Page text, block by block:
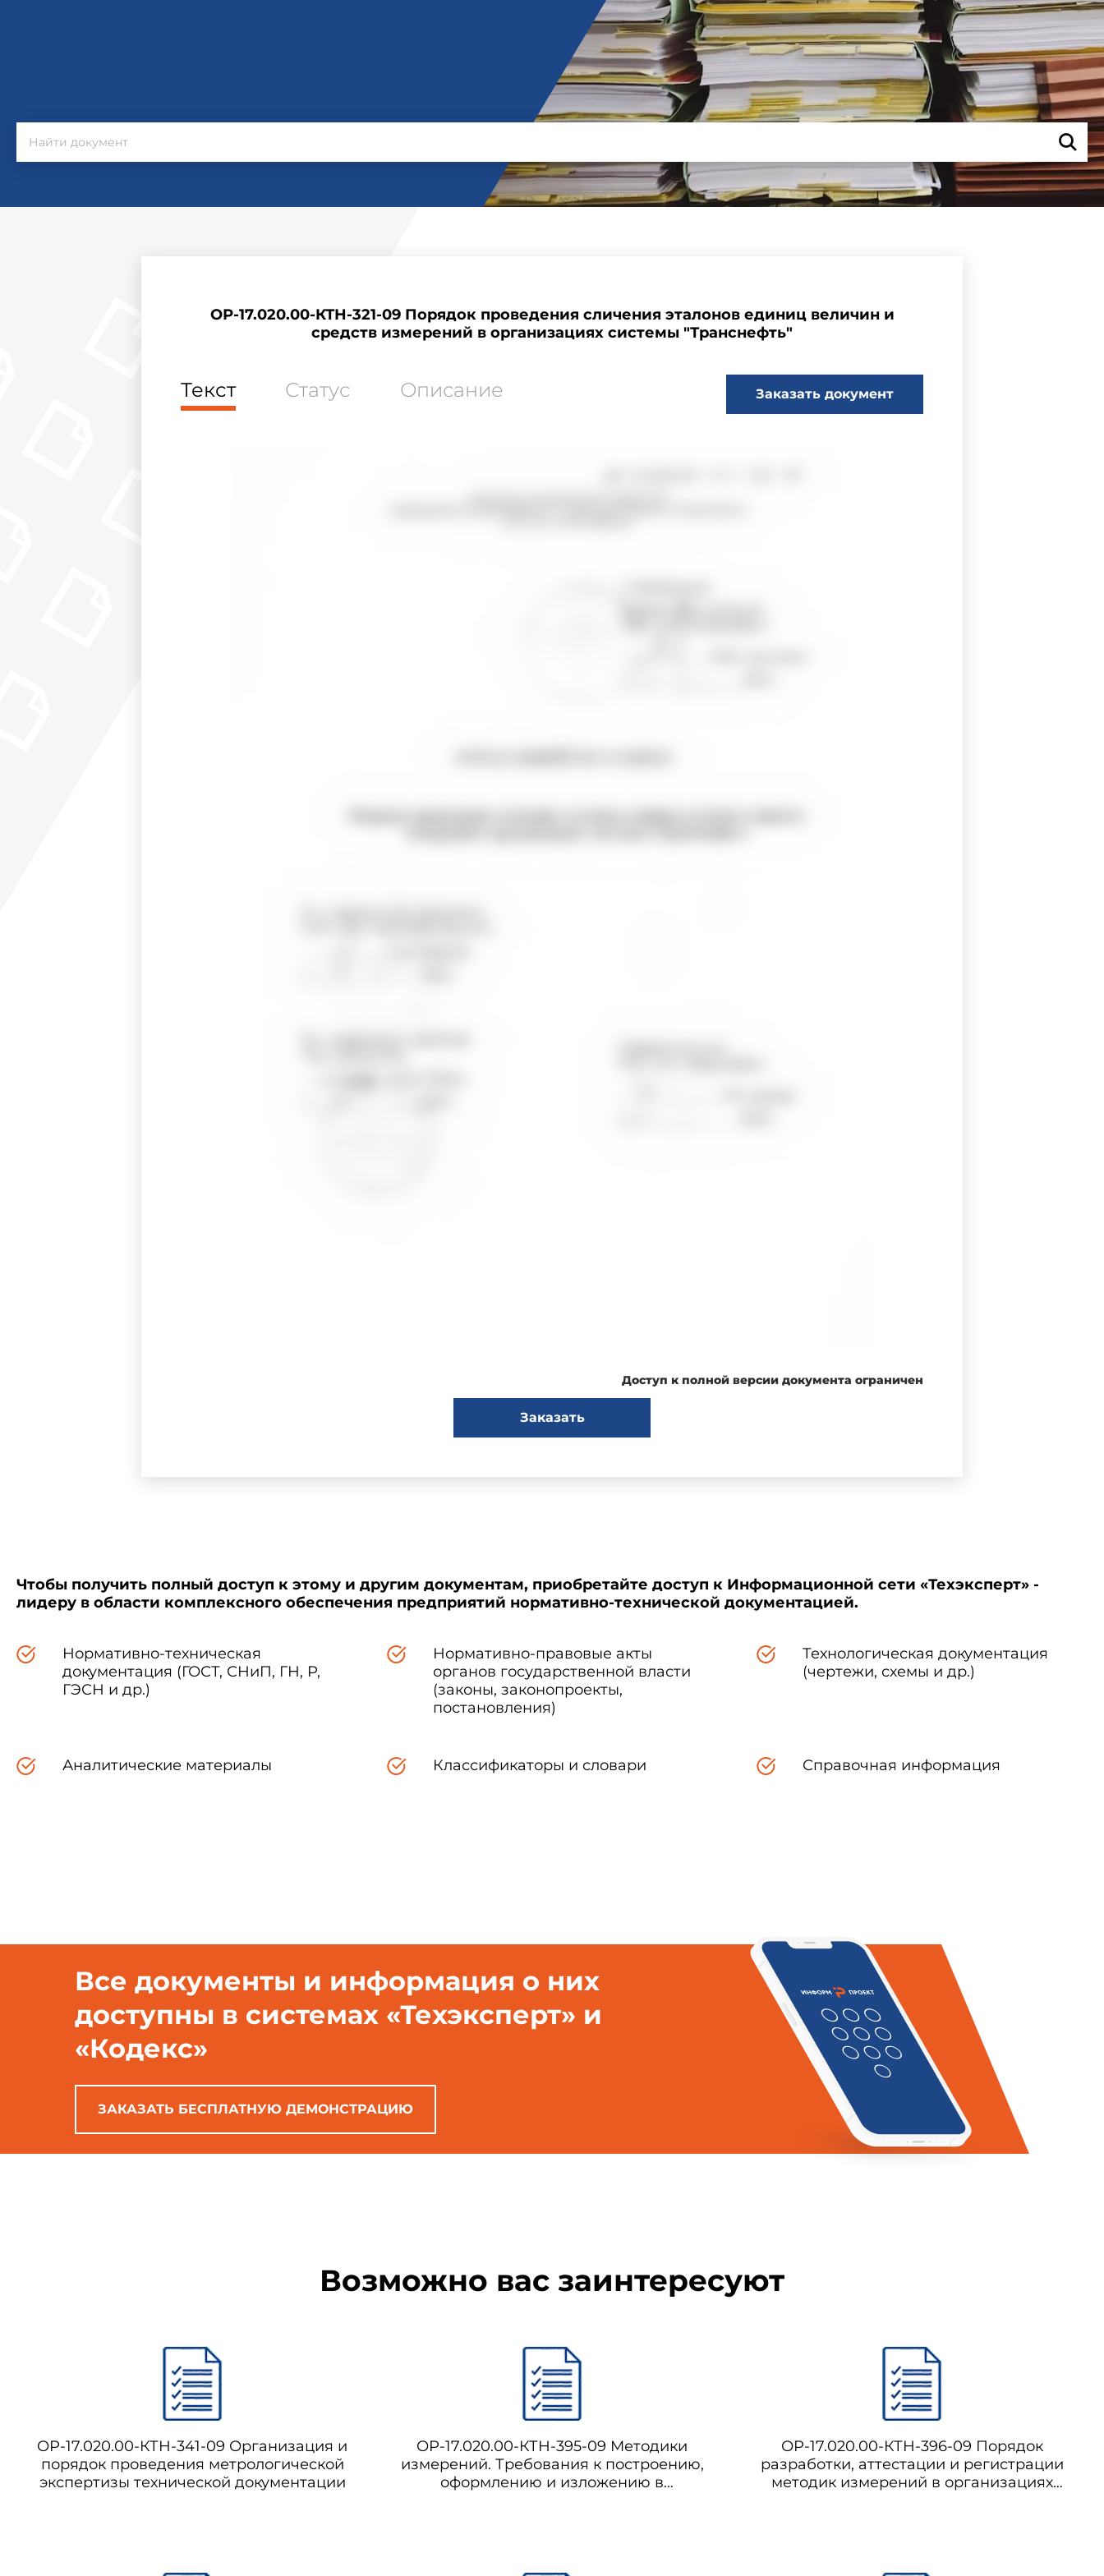
ОР-17.020.00-КТН-321-09 Порядок проведения сличения эталонов единиц величин и
средств измерений в организациях системы "Транснефть"
Текст Статус Описание Заказать документ
Доступ к полной версии документа ограничен
Заказать
Чтобы получить полный доступ к этому и другим документам, приобретайте доступ к Информационной сети «Техэксперт» -
лидеру в области комплексного обеспечения предприятий нормативно-технической документацией.
Нормативно-техническая
документация (ГОСТ, СНиП, ГН, Р,
ГЭСН и др.)
Нормативно-правовые акты
органов государственной власти
(законы, законопроекты,
постановления)
Технологическая документация
(чертежи, схемы и др.)
Аналитические материалы Классификаторы и словари Справочная информация
Все документы и информация о них
доступны в системах «Техэксперт» и
«Кодекс»
ЗАКАЗАТЬ БЕСПЛАТНУЮ ДЕМОНСТРАЦИЮ
Возможно вас заинтересуют
ОР-17.020.00-КТН-341-09 Организация и
порядок проведения метрологической
экспертизы технической документации
ОР-17.020.00-КТН-395-09 Методики
измерений. Требования к построению,
оформлению и изложению в
ОР-17.020.00-КТН-396-09 Порядок
разработки, аттестации и регистрации
методик измерений в организациях